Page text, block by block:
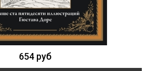
654 руб